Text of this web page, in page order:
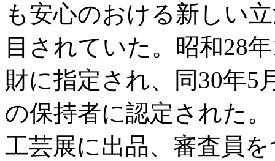
も安心のおける新しい
目されていた。昭和28
財に指定され、同30年5
の保持者に認定された
工芸展に出品、審査員